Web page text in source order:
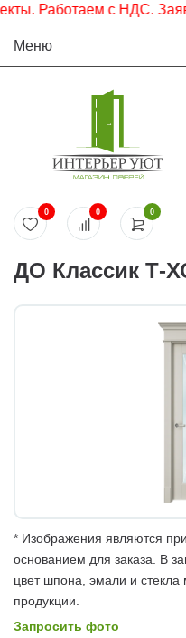
Работаем с НДС. Заявки
Меню
0
0 0
ДО Классик Т-
* Изображения являются
основанием для заказа. В
цвет шпона, эмали и стекла
продукции.
Запросить фото